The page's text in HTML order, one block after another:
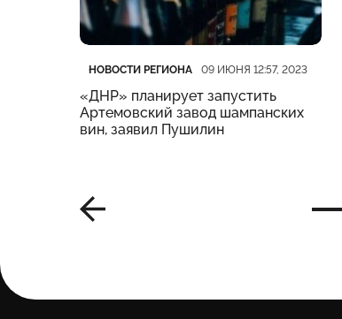
Категория
НОВОСТИ РЕГИОНА
Дата публикации 09 ИЮНЯ 12:57, 2023
«ДНР» планирует запустить
Артемовский завод шампанских
вин, заявил Пушилин